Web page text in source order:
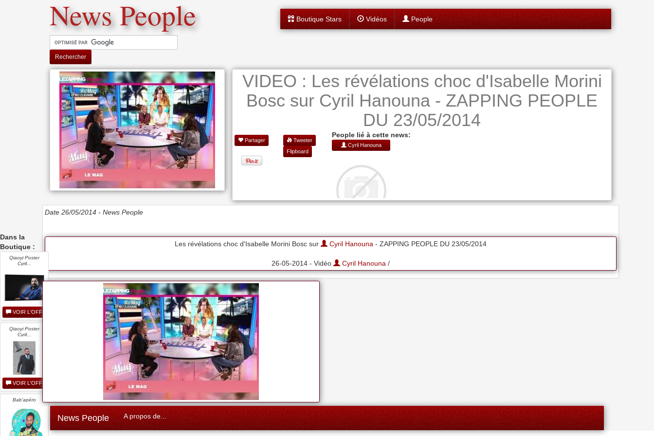
News People
Rechercher
Boutique Stars Vidéos People
VIDEO : Les révélations choc d'Isabelle Morini
Bosc sur Cyril Hanouna - ZAPPING PEOPLE
DU 23/05/2014
Partager
Tweeter
Flipboard
People lié à cette news:
Cyril Hanouna
Date 26/05/2014 - News People
Les révélations choc d'Isabelle Morini Bosc sur Cyril Hanouna - ZAPPING PEOPLE DU 23/05/2014
26-05-2014 - Vidéo Cyril Hanouna /
Dans la
Boutique :
Qiaoyi Poster
Cyril...
VOIR L'OFFRE
Qiaoyi Poster
Cyril...
VOIR L'OFFRE
Bab'apéro
News People A propos de...